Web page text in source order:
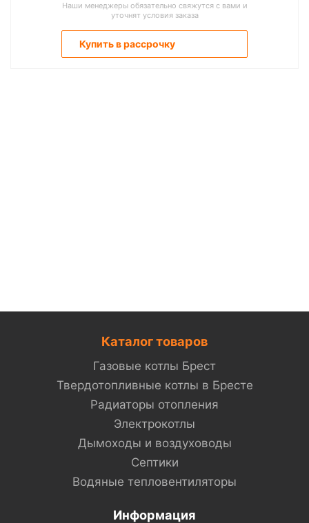
Наши менеджеры обязательно свяжутся с вами и
уточнят условия заказа
Купить в рассрочку
Каталог товаров
Газовые котлы Брест
Твердотопливные котлы в Бресте
Радиаторы отопления
Электрокотлы
Дымоходы и воздуховоды
Септики
Водяные тепловентиляторы
Информация